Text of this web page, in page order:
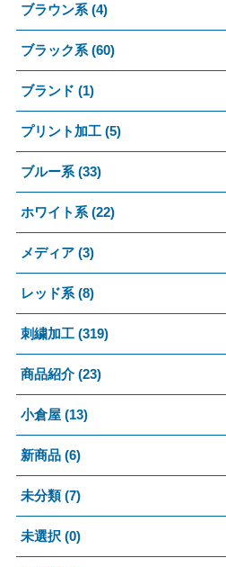
ブラウン系 (4)
ブラック系 (60)
ブランド (1)
プリント加工 (5)
ブルー系 (33)
ホワイト系 (22)
メディア (3)
レッド系 (8)
刺繍加工 (319)
商品紹介 (23)
小倉屋 (13)
新商品 (6)
未分類 (7)
未選択 (0)